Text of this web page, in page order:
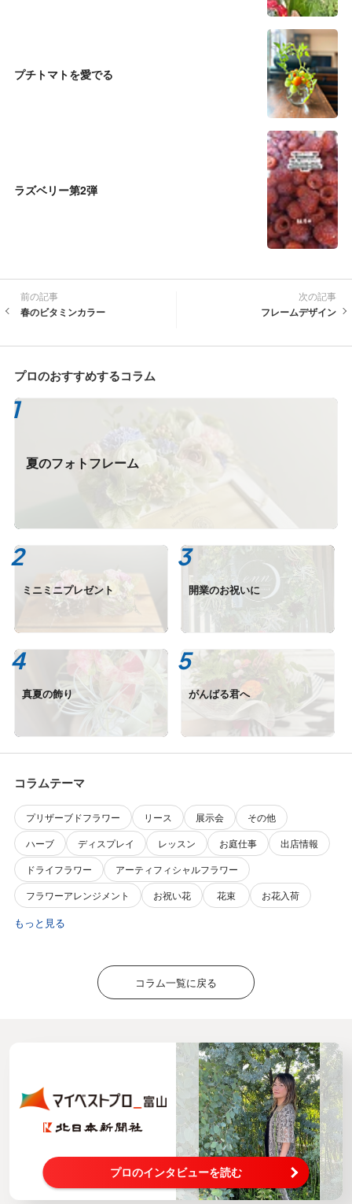
プチトマトを愛でる
ラズベリー第2弾
前の記事
春のビタミンカラー
次の記事
フレームデザイン
プロのおすすめするコラム
夏のフォトフレーム
ミニミニプレゼント 開業のお祝いに
真夏の飾り がんばる君へ
コラムテーマ
プリザーブドフラワー リース 展示会
その他
ハーブ
ディスプレイ レッスン お庭仕事
出店情報
ドライフラワー
アーティフィシャルフラワー
フラワーアレンジメント
お祝い花 花束 お花入荷
もっと見る
コラム一覧に戻る
プロのインタビューを読む